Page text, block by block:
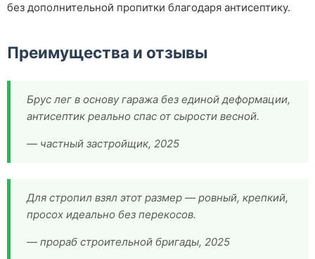
без дополнительной пропитки благодаря антисептику.
Преимущества и отзывы
Брус лег в основу гаража без единой деформации,
антисептик реально спас от сырости весной.
— частный застройщик, 2025
Для стропил взял этот размер — ровный, крепкий,
просох идеально без перекосов.
— прораб строительной бригады, 2025